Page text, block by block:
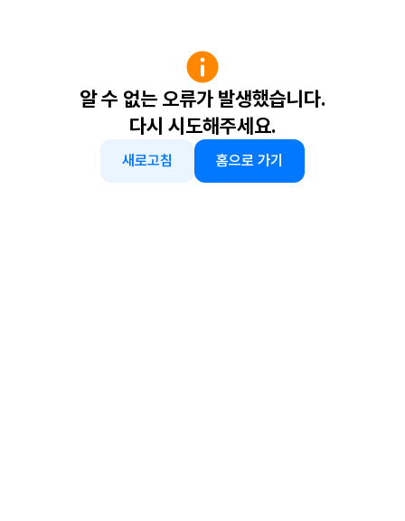
알 수 없는 오류가 발생했습니다.
다시 시도해주세요.
새로고침 홈으로 가기